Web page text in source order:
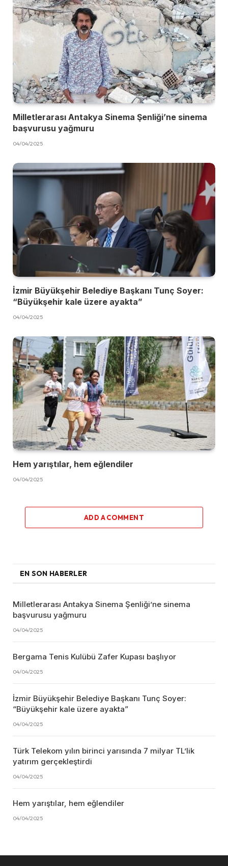
Milletlerarası Antakya Sinema Şenliği’ne sinema
başvurusu yağmuru
04/04/2025
İzmir Büyükşehir Belediye Başkanı Tunç Soyer:
“Büyükşehir kale üzere ayakta”
04/04/2025
Hem yarıştılar, hem eğlendiler
04/04/2025
ADD A COMMENT
EN SON HABERLER
Milletlerarası Antakya Sinema Şenliği’ne sinema
başvurusu yağmuru
04/04/2025
Bergama Tenis Kulübü Zafer Kupası başlıyor
04/04/2025
İzmir Büyükşehir Belediye Başkanı Tunç Soyer:
“Büyükşehir kale üzere ayakta”
04/04/2025
Türk Telekom yılın birinci yarısında 7 milyar TL’lik
yatırım gerçekleştirdi
04/04/2025
Hem yarıştılar, hem eğlendiler
04/04/2025